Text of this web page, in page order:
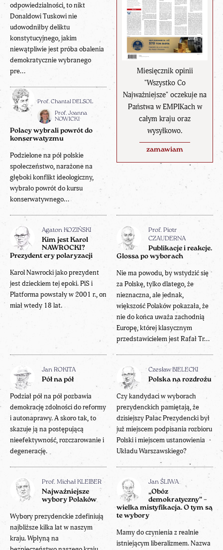
Miesięcznik opinii
"Wszystko Co
Najważniejsze" oczekuje na
Państwa w EMPIKach w
całym kraju oraz
wysyłkowo.
zamawiam
odpowiedzialności, to nikt
Donaldowi Tuskowi nie
udowodniłby deliktu
konstytucyjnego, jakim
niewątpliwie jest próba obalenia
demokratycznie wybranego
pre...
Prof. Chantal DELSOL
Prof. Joanna
NOWICKI
Polacy wybrali powrót do
konserwatyzmu
Podzielone na pół polskie
społeczeństwo, narażone na
głęboki konflikt ideologiczny,
wybrało powrót do kursu
konserwatywnego...
Agaton KOZIŃSKI
Kim jest Karol
NAWROCKI?
Prezydent ery polaryzacji
Karol Nawrocki jako prezydent
jest dzieckiem tej epoki. PiS i
Platforma powstały w 2001 r., on
miał wtedy 18 lat.
Prof. Piotr
CZAUDERNA
Publikacje i reakcje.
Glossa po wyborach
Nie ma powodu, by wstydzić się
za Polskę, tylko dlatego, że
nieznaczna, ale jednak,
większość Polaków pokazała, że
nie do końca uważa zachodnią
Europę, której klasycznym
przedstawicielem jest Rafał Tr...
Jan ROKITA
Pół na pół
Podział pół na pół pozbawia
demokrację zdolności do reformy
i autonaprawy. A skoro tak, to
skazuje ją na postępującą
nieefektywność, rozczarowanie i
degenerację.
Czesław BIELECKI
Polska na rozdrożu
Czy kandydaci w wyborach
prezydenckich pamiętają, że
dzisiejszy Pałac Prezydencki był
już miejscem podpisania rozbioru
Polski i miejscem ustanowienia
Układu Warszawskiego?
Prof. Michał KLEIBER
Najważniejsze
wybory Polaków
Wybory prezydenckie zdefiniują
najbliższe kilka lat w naszym
kraju. Wpłyną na
Jan ŚLIWA
„Obóz
demokratyczny” –
wielka mistyfikacja. O tym są
te wybory
Mamy do czynienia z realnie
istniejącym liberalizmem. Nazwa